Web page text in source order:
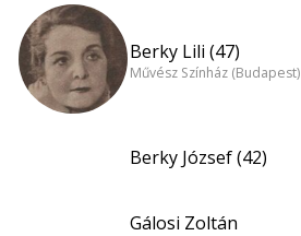
Berky Lili (47)
Művész Színház (Budapest)
Berky József (42)
Gálosi Zoltán